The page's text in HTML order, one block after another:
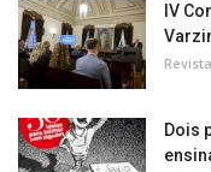
IV
Dois